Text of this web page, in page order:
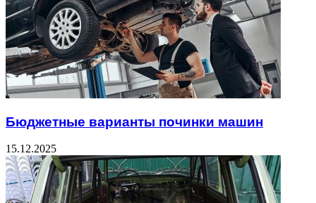
Бюджетные варианты починки машин
15.12.2025